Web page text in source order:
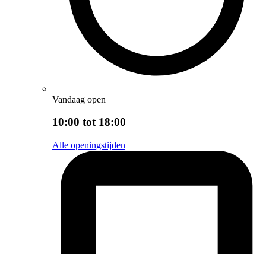
Vandaag open
10:00 tot 18:00
Alle openingstijden